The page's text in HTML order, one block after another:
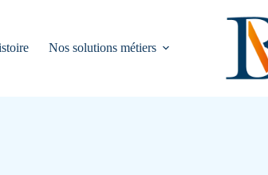
Nos solutions métiers